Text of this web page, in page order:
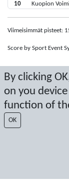
By clicking
on you
function of
OK
10
Kuopion
Viimeisimmät pisteet:
Score by Sport Event
Last Update: 6.8.2026
© 2026 Sport Event
protected by
written permission.